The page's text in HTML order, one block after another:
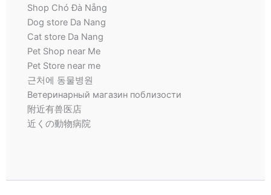
Shop Chó Đà Nẵng
Dog store Da Nang
Cat store Da Nang
Pet Shop near Me
Pet Store near me
근처에 동물병원
Ветеринарный магазин поблизости
附近有兽医店
近くの動物病院